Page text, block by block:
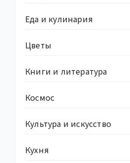
Еда и кулинария
Цветы
Книги и литература
Космос
Культура и искусство
Кухня